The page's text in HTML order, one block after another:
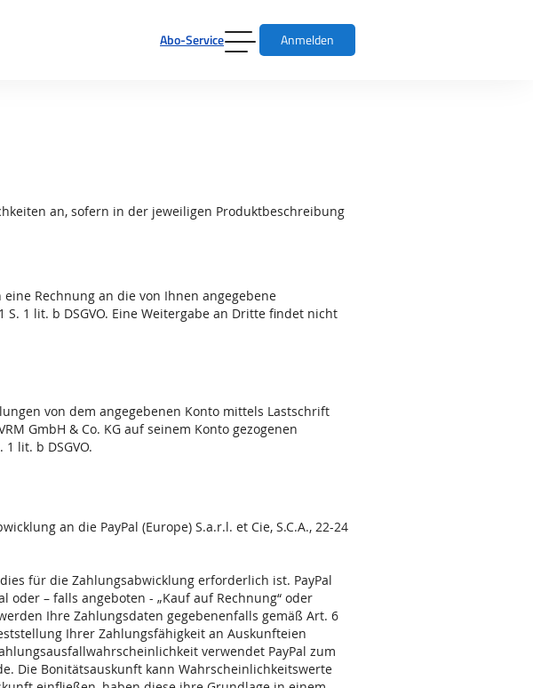
Abo-Service Anmelden
an, sofern in der jeweiligen Produktbeschreibung
Rechnung an die von Ihnen angegebene
1 lit. b DSGVO. Eine Weitergabe an Dritte findet nicht
von dem angegebenen Konto mittels Lastschrift
GmbH & Co. KG auf seinem Konto gezogenen
lit. b DSGVO.
an die PayPal (Europe) S.a.r.l. et Cie, S.C.A., 22-24
für die Zahlungsabwicklung erforderlich ist. PayPal
oder – falls angeboten - „Kauf auf Rechnung“ oder
Ihre Zahlungsdaten gegebenenfalls gemäß Art. 6
Ihrer Zahlungsfähigkeit an Auskunfteien
verwendet PayPal zum
Die Bonitätsauskunft kann Wahrscheinlichkeitswerte